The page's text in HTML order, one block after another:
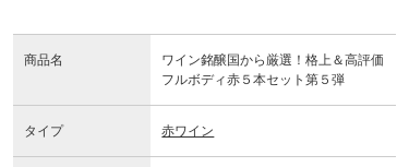
商品名
ワイン銘醸国から厳選！格上＆高評価
フルボディ赤５本セット第５弾
タイプ 赤ワイン